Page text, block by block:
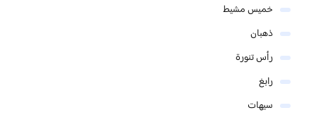
خميس مشيط
ذهبان
رأس تنورة
رابغ
سيهات